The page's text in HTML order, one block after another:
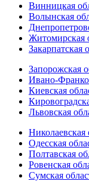
Винницкая
Волынская
Житомирская
Закарпатская
Запорожская
Ивано-
Киевская
Львовская
Николаевская
Одесская
Полтавская
Ровенская
Сумская